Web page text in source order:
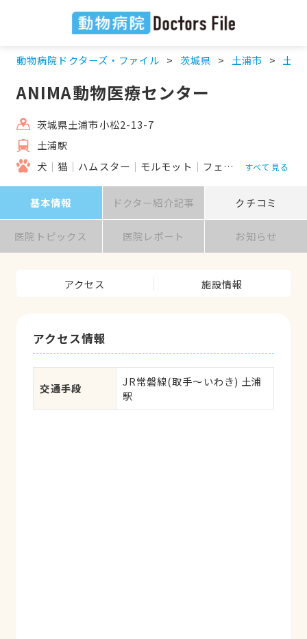
動物病院ドクターズ・ファイル 茨城県 土浦市 土浦
ANIMA動物医療センター
茨城県土浦市小松2-13-7
土浦駅
犬
猫 ハムスター モルモット フェレット うさぎ
すべて見る
基本情報 ドクター紹介記事 クチコミ
医院トピックス 医院レポート お知らせ
アクセス 施設情報
アクセス情報
交通手段
JR常磐線(取手～いわき) 土浦
駅